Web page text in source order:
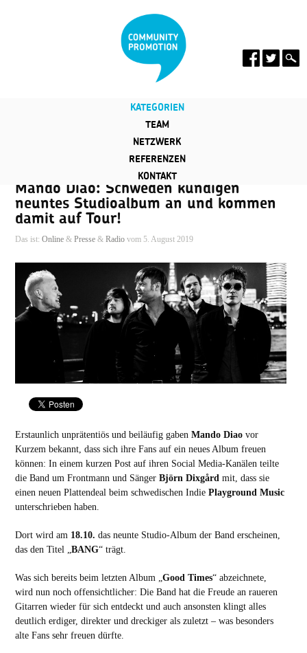
KATEGORIEN
TEAM
NETZWERK
REFERENZEN
KONTAKT
Mando Diao: Schweden kündigen
neuntes Studioalbum an und kommen
damit auf Tour!
Das ist: Online& Presse& Radiovom 5. August 2019
Erstaunlich unprätentiös und beiläufig gaben Mando Diaovor
Kurzem bekannt, dass sich ihre Fans auf ein neues Album freuen
können: In einem kurzen Post auf ihren Social Media-Kanälen teilte
die Band um Frontmann und Sänger Björn Dixgård mit, dass sie
einen neuen Plattendeal beim schwedischen Indie Playground Music
unterschrieben haben.
Dort wird am 18.10. das neunte Studio-Album der Band erscheinen,
das den Titel „ BANG“ trägt.
Was sich bereits beim letzten Album „ Good Times“ abzeichnete,
wird nun noch offensichtlicher: Die Band hat die Freude an raueren
Gitarren wieder für sich entdeckt und auch ansonsten klingt alles
deutlich erdiger, direkter und dreckiger als zuletzt – was besonders
alte Fans sehr freuen dürfte.